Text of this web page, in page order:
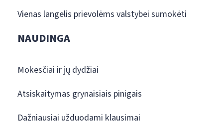
Vienas langelis prievolėms valstybei sumokėti
NAUDINGA
Mokesčiai ir jų dydžiai
Atsiskaitymas grynaisiais pinigais
Dažniausiai užduodami klausimai